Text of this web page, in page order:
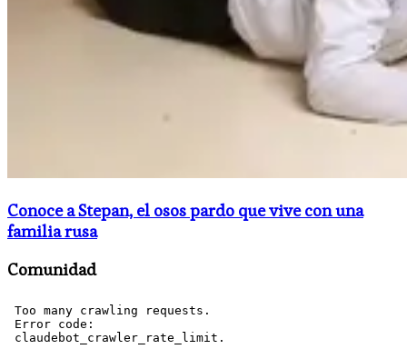
Conoce a Stepan, el osos pardo que vive con una
familia rusa
Comunidad